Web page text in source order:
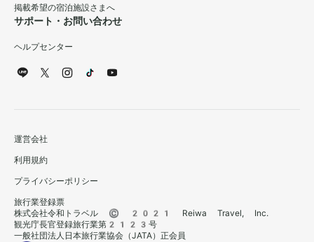
掲載希望の宿泊施設さまへ
サポート・お問い合わせ
ヘルプセンター
運営会社
利用規約
プライバシーポリシー
旅行業登録票
株式会社令和トラベル © 2021 Reiwa Travel, Inc.
観光庁長官登録旅行業第2123号
一般社団法人日本旅行業協会（JATA）正会員